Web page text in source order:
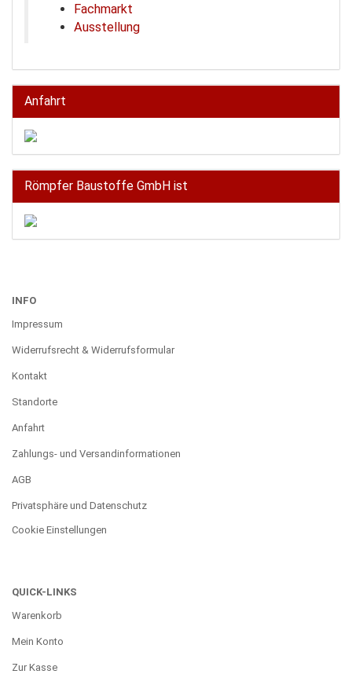
Fachmarkt
Ausstellung
Anfahrt
Römpfer Baustoffe GmbH ist
INFO
Impressum
Widerrufsrecht & Widerrufsformular
Kontakt
Standorte
Anfahrt
Zahlungs- und Versandinformationen
AGB
Privatsphäre und Datenschutz
Cookie Einstellungen
QUICK-LINKS
Warenkorb
Mein Konto
Zur Kasse